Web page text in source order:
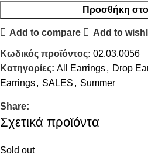
Προσθήκη στο
Add to compare Add to
Κωδικός προϊόντος: 02.03.0056
Κατηγορίες: All Earrings, Drop
Earrings, SALES , Summer
Share:
Σχετικά προϊόντα
Sold out